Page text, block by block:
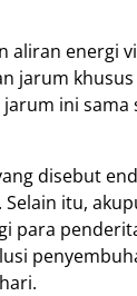
aliran energi
jarum
ini sama
disebut
itu,
para